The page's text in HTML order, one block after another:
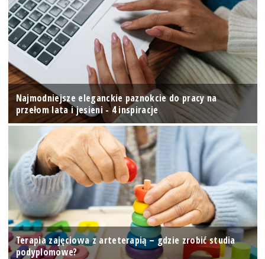
Najmodniejsze eleganckie paznokcie do pracy na
przełom lata i jesieni - 4 inspiracje
Terapia zajęciowa z arteterapią – gdzie zrobić studia
podyplomowe?